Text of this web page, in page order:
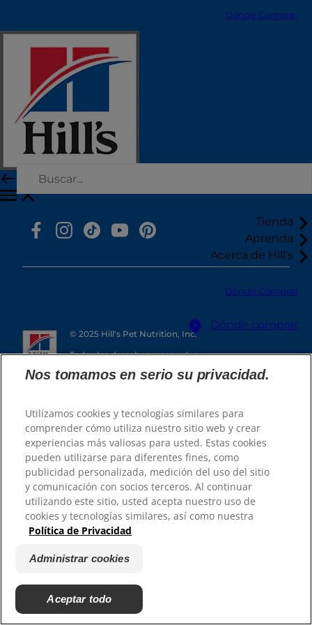
Dónde Comprar
Tienda
Aprenda
Acerca de Hill's
Dónde Comprar
Dónde comprar
Encuentra el alimento
adecuado para tu
mascota
Selecciona tu región
Recursos
Contacto
Mapa del sitio
Nuestros Sitios
Carreras
© 2025 Hill's Pet Nutrition, Inc.
Todos los derechos reservados.
Tal y como se utiliza en el presente documento,
denota el estatus de marca registrada únicamente
está sujeto a nuestros términos y condiciones.
Términos y condiciones
Política de privacidad legal
Acerca de nuestros
anuncios
Aviso legal
Administrar cookies
Nos tomamos en serio su privacidad.
Utilizamos cookies y tecnologías similares para
comprender cómo utiliza nuestro sitio web y crear
experiencias más valiosas para usted. Estas cookies
pueden utilizarse para diferentes fines, como
publicidad personalizada, medición del uso del sitio
y comunicación con socios terceros. Al continuar
utilizando este sitio, usted acepta nuestro uso de
cookies y tecnologías similares, así como nuestra
Política de Privacidad
Administrar cookies
Aceptar todo